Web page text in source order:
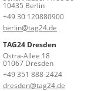
10435 Berlin
+49 30 120880900
berlin@tag24.de
TAG24 Dresden
Ostra-Allee 18
01067 Dresden
+49 351 888-2424
dresden@tag24.de